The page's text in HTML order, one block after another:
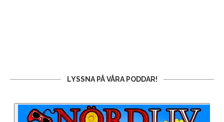
LYSSNA PÅ VÅRA PODDAR!